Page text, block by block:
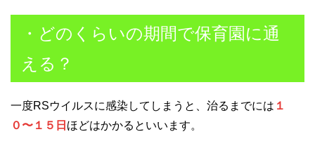
・どのくらいの期間で保育園に通
える？
一度RSウイルスに感染してしまうと、治るまでには １
０〜１５日 ほどはかかるといいます。